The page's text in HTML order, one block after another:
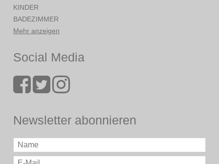
KINDER
BADEZIMMER
Mehr anzeigen
Social Media
Newsletter abonnieren